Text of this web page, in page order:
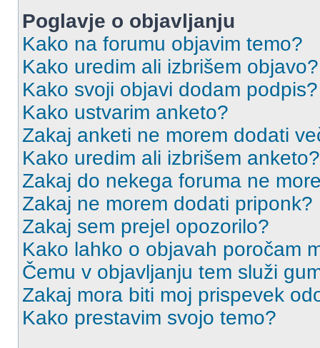
Poglavje o objavljanju
Kako na forumu objavim temo?
Kako uredim ali izbrišem objavo?
Kako svoji objavi dodam podpis?
Kako ustvarim anketo?
Zakaj anketi ne morem dodati
Kako uredim ali izbrišem anketo?
Zakaj do nekega foruma ne
Zakaj ne morem dodati priponk?
Zakaj sem prejel opozorilo?
Kako lahko o objavah poročam
Čemu v objavljanju tem služi
Zakaj mora biti moj prispevek
Kako prestavim svojo temo?